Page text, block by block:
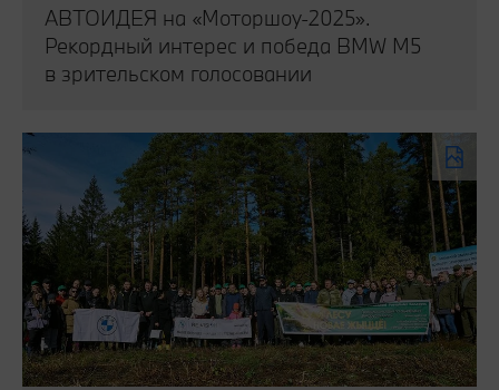
АВТОИДЕЯ на «Моторшоу-2025».
Рекордный интерес и победа BMW M5
в зрительском голосовании